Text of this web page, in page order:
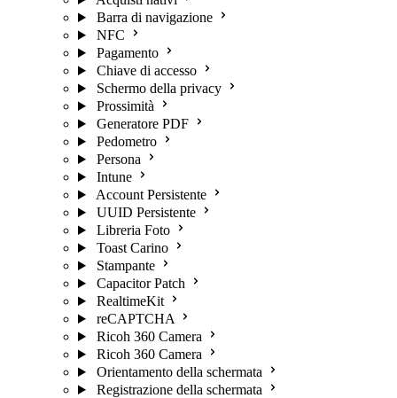
Barra di navigazione
NFC
Pagamento
Chiave di accesso
Schermo della privacy
Prossimità
Generatore PDF
Pedometro
Persona
Intune
Account Persistente
UUID Persistente
Libreria Foto
Toast Carino
Stampante
Capacitor Patch
RealtimeKit
reCAPTCHA
Ricoh 360 Camera
Ricoh 360 Camera
Orientamento della schermata
Registrazione della schermata